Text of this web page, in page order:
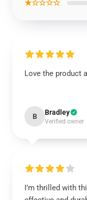
★☆☆☆☆
Love the product
B Bradley
Verified owner
I’m thrilled with